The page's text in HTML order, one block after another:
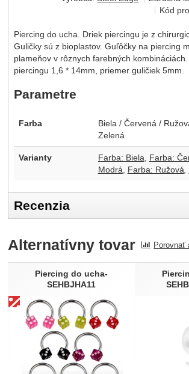
Kód
Piercing do ucha. Driek piercingu je z
Guličky sú z bioplastov. Guľôčky na piercing
plameňov v rôznych farebných
piercingu 1,6 * 14mm, priemer guličiek 5mm.
Parametre
Farba
Biela / Červená /
Zelená
Varianty Farba: Biela Farba:
Modrá
Farba: Ružová
Recenzia
Recenzia
Nebola pridaná žiadna
Alternatívny tovar Porovnať
Piercing do ucha-
SEHBJHA11